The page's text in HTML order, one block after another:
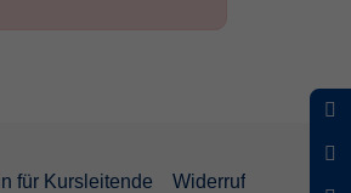
für Kursleitende Widerruf